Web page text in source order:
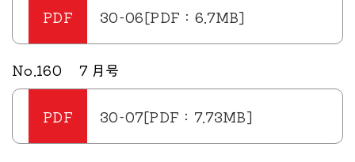
30-06[PDF：6.7MB]
No.160 ７月号
30-07[PDF：7.73MB]